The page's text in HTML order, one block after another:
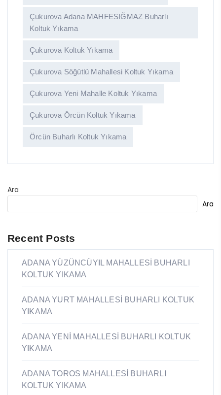
Çukurova Adana MAHFESIĞMAZ Buharlı
Koltuk Yıkama
Çukurova Koltuk Yıkama
Çukurova Söğütlü Mahallesi Koltuk Yıkama
Çukurova Yeni Mahalle Koltuk Yıkama
Çukurova Örcün Koltuk Yıkama
Örcün Buharlı Koltuk Yıkama
Ara
Ara
Recent Posts
ADANA YÜZÜNCÜYIL MAHALLESİ BUHARLI
KOLTUK YIKAMA
ADANA YURT MAHALLESİ BUHARLI KOLTUK
YIKAMA
ADANA YENİ MAHALLESİ BUHARLI KOLTUK
YIKAMA
ADANA TOROS MAHALLESİ BUHARLI
KOLTUK YIKAMA